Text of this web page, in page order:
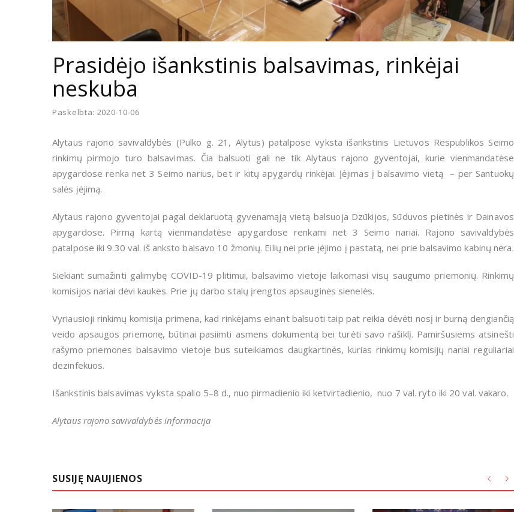
Prasidėjo išankstinis balsavimas, rinkėjai
neskuba
Paskelbta: 2020-10-06
Alytaus rajono savivaldybės (Pulko g. 21, Alytus) patalpose vyksta išankstinis Lietuvos Respublikos Seimo
rinkimų pirmojo turo balsavimas. Čia balsuoti gali ne tik Alytaus rajono gyventojai, kurie vienmandatėse
apygardose renka net 3 Seimo narius, bet ir kitų apygardų rinkėjai. Įėjimas į balsavimo vietą – per Santuokų
salės įėjimą.
Alytaus rajono gyventojai pagal deklaruotą gyvenamąją vietą balsuoja Dzūkijos, Sūduvos pietinės ir Dainavos
apygardose. Pirmą kartą vienmandatėse apygardose renkami net 3 Seimo nariai. Rajono savivaldybės
patalpose iki 9.30 val. iš anksto balsavo 10 žmonių. Eilių nei prie įėjimo į pastatą, nei prie balsavimo kabinų nėra.
Siekiant sumažinti galimybę COVID-19 plitimui, balsavimo vietoje laikomasi visų saugumo priemonių. Rinkimų
komisijos nariai dėvi kaukes. Prie jų darbo stalų įrengtos apsauginės sienelės.
Vyriausioji rinkimų komisija primena, kad rinkėjams einant balsuoti taip pat reikia dėvėti nosį ir burną dengiančią
veido apsaugos priemonę, būtinai pasiimti asmens dokumentą bei turėti savo rašiklį. Pamiršusiems atsinešti
rašymo priemones balsavimo vietoje bus suteikiamos daugkartinės, kurias rinkimų komisijų nariai reguliariai
dezinfekuos.
Išankstinis balsavimas vyksta spalio 5–8 d., nuo pirmadienio iki ketvirtadienio, nuo 7 val. ryto iki 20 val. vakaro.
Alytaus rajono savivaldybės informacija
SUSIJĘ NAUJIENOS